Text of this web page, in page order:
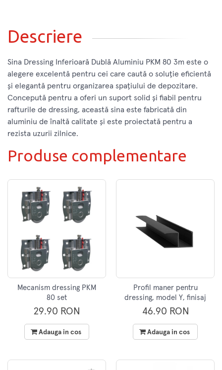
Descriere
Sina Dressing Inferioară Dublă Aluminiu PKM 80 3m este o
alegere excelentă pentru cei care caută o soluție eficientă
și elegantă pentru organizarea spațiului de depozitare.
Concepută pentru a oferi un suport solid și fiabil pentru
rafturile de dressing, această sina este fabricată din
aluminiu de înaltă calitate și este proiectată pentru a
rezista uzurii zilnice.
Produse complementare
Mecanism dressing PKM
80 set
29.90 RON
Adauga in cos
Profil maner pentru
dressing, model Y, finisaj
negru, 2.5 metri
46.90 RON
Adauga in cos